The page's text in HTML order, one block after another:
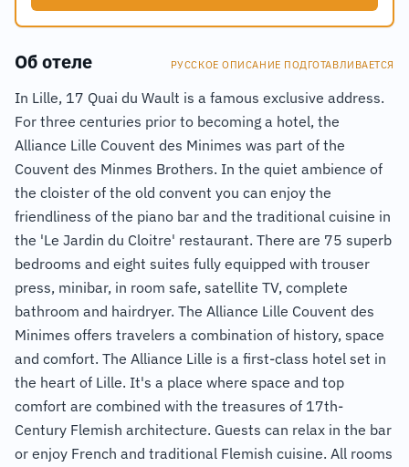
Об отеле РУССКОЕ ОПИСАНИЕ ПОДГОТАВЛИВАЕТСЯ
In Lille, 17 Quai du Wault is a famous exclusive address.
For three centuries prior to becoming a hotel, the
Alliance Lille Couvent des Minimes was part of the
Couvent des Minmes Brothers. In the quiet ambience of
the cloister of the old convent you can enjoy the
friendliness of the piano bar and the traditional cuisine in
the 'Le Jardin du Cloitre' restaurant. There are 75 superb
bedrooms and eight suites fully equipped with trouser
press, minibar, in room safe, satellite TV, complete
bathroom and hairdryer. The Alliance Lille Couvent des
Minimes offers travelers a combination of history, space
and comfort. The Alliance Lille is a first-class hotel set in
the heart of Lille. It's a place where space and top
comfort are combined with the treasures of 17th-
Century Flemish architecture. Guests can relax in the bar
or enjoy French and traditional Flemish cuisine. All rooms